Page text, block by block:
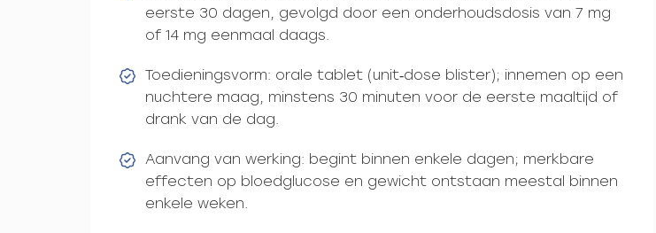
eerste 30 dagen, gevolgd door een onderhoudsdosis van 7 mg
of 14 mg eenmaal daags.
Toedieningsvorm: orale tablet (unit‑dose blister); innemen op een
nuchtere maag, minstens 30 minuten voor de eerste maaltijd of
drank van de dag.
Aanvang van werking: begint binnen enkele dagen; merkbare
effecten op bloedglucose en gewicht ontstaan meestal binnen
enkele weken.